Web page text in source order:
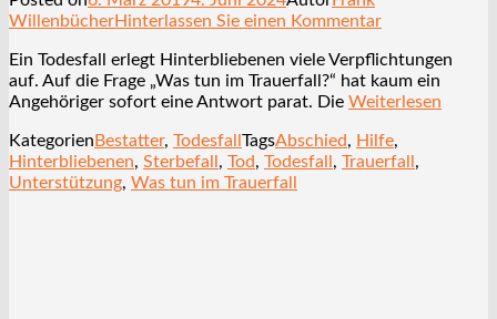
WillenbücherHinterlassen Sie einen Kommentar
Ein Todesfall erlegt Hinterbliebenen viele Verpflichtungen
auf. Auf die Frage „Was tun im Trauerfall?“ hat kaum ein
Angehöriger sofort eine Antwort parat. Die Weiterlesen
Kategorien Bestatter, Todesfall TagsAbschied, Hilfe,
Hinterbliebenen, Sterbefall , Tod, Todesfall , Trauerfall ,
Unterstützung, Was tun im Trauerfall